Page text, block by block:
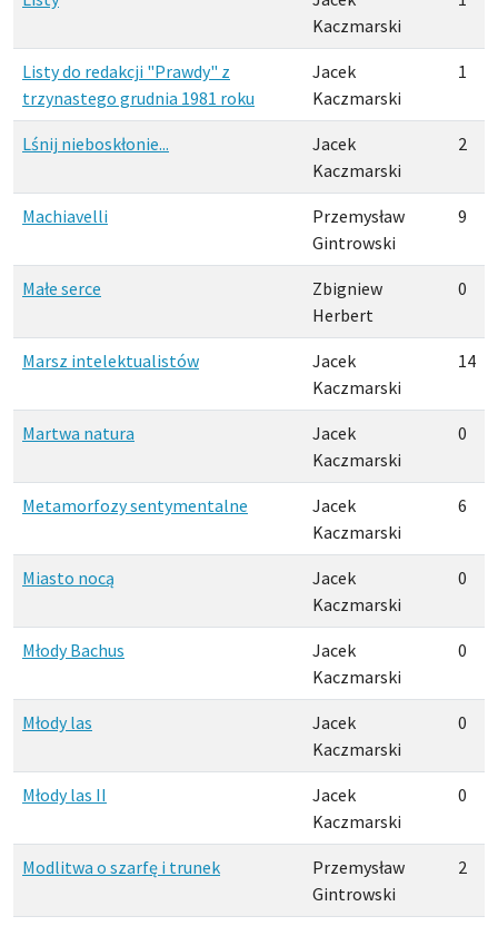
Kaczmarski
Listy do redakcji "Prawdy" z
trzynastego grudnia 1981 roku
Jacek
Kaczmarski
1
Lśnij nieboskłonie...
Jacek
Kaczmarski
2
Machiavelli
Przemysław
Gintrowski
9
Małe serce
Zbigniew
Herbert
0
Marsz intelektualistów
Jacek
Kaczmarski
14
Martwa natura
Jacek
Kaczmarski
0
Metamorfozy sentymentalne
Jacek
Kaczmarski
6
Miasto nocą
Jacek
Kaczmarski
0
Młody Bachus
Jacek
Kaczmarski
0
Młody las
Jacek
Kaczmarski
0
Młody las II
Jacek
Kaczmarski
0
Modlitwa o szarfę i trunek
Przemysław
Gintrowski
2